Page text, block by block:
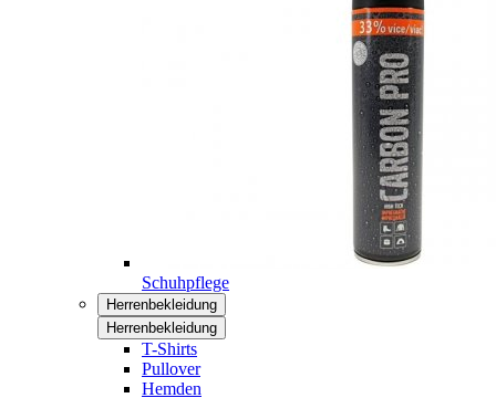
Schuhpflege
Herrenbekleidung
Herrenbekleidung
T-Shirts
Pullover
Hemden